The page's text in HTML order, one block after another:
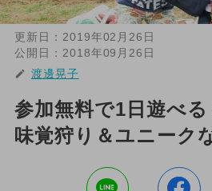
更新日： 2019年02月26日
公開日： 2018年09月26日
渡邊晃子
参加無料で1日遊べ
味覚狩り＆ユニーク